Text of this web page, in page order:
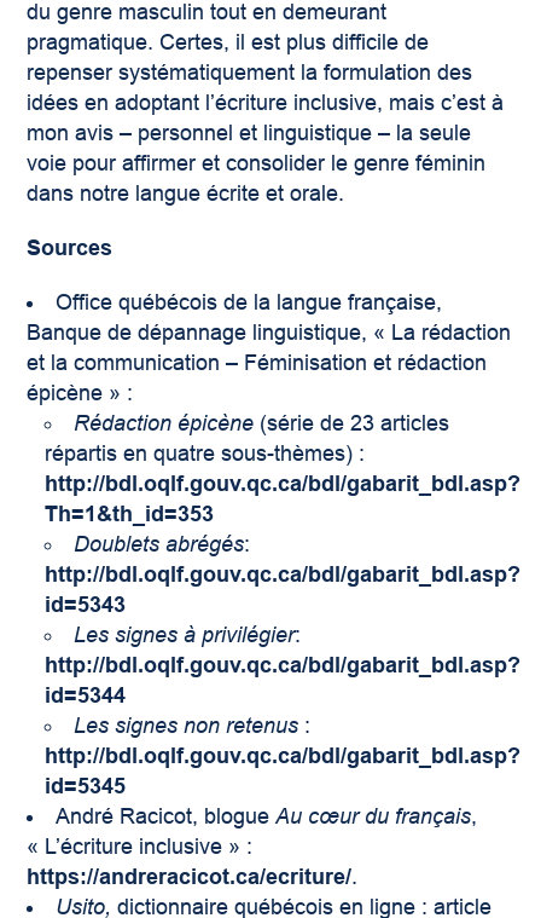
du genre masculin tout en demeurant
pragmatique. Certes, il est plus difficile de
repenser systématiquement la formulation des
idées en adoptant l’écriture inclusive, mais c’est à
mon avis – personnel et linguistique – la seule
voie pour affirmer et consolider le genre féminin
dans notre langue écrite et orale.
Sources
Office québécois de la langue française,
Banque de dépannage linguistique, « La rédaction
et la communication – Féminisation et rédaction
épicène » :
Rédaction épicène (série de 23 articles
répartis en quatre sous-thèmes) :
http://bdl.oqlf.gouv.qc.ca/bdl/gabarit_bdl.asp?
Th=1&th_id=353
Doublets abrégés:
http://bdl.oqlf.gouv.qc.ca/bdl/gabarit_bdl.asp?
id=5343
Les signes à privilégier:
http://bdl.oqlf.gouv.qc.ca/bdl/gabarit_bdl.asp?
id=5344
Les signes non retenus :
http://bdl.oqlf.gouv.qc.ca/bdl/gabarit_bdl.asp?
id=5345
André Racicot, blogueAu cœur du français,
« L’écriture inclusive » :
https://andreracicot.ca/ecriture/.
Usito,dictionnaire québécois en ligne : article